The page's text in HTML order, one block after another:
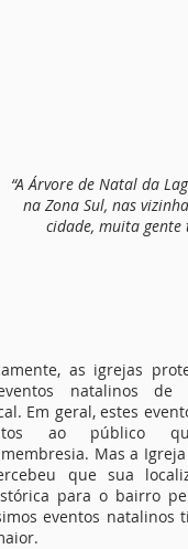
“A Árvore de Natal da
na Zona Sul, nas
cidade, muita gente
as igrejas
natalinos de
Em geral, estes
ao público
Mas a
que sua
para o bairro
eventos natalinos